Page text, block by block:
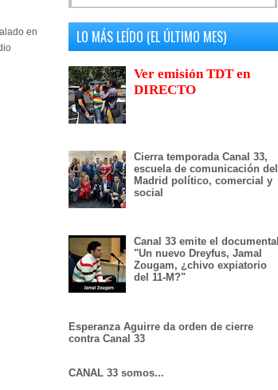
en
LO MÁS LEÍDO (EL ÚLTIMO MES)
Ver emisión TDT en
DIRECTO
Cierra temporada Canal 33,
escuela de comunicación del
Madrid político, comercial y
social
Canal 33 emite el documental
"Un nuevo Dreyfus, Jamal
Zougam, ¿chivo expiatorio
del 11-M?"
Esperanza Aguirre da orden de cierre
contra Canal 33
CANAL 33 somos...